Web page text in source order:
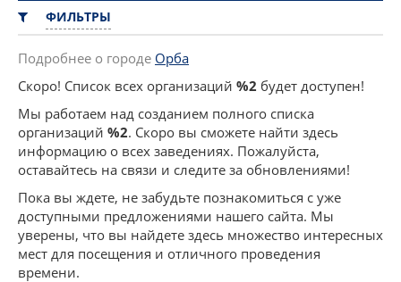
ДОСТОПРИМЕЧАТЕЛЬНОСТИ
КЕМПИНГ
КОМАРКИ (РАЙОНЫ)
РЕЦЕПТЫ
ПРЕДЛОЖЕНИЯ
СТАТЬИ
УСЛУГИ
ФИЛЬТРЫ
Подробнее о городе Орба
Скоро! Список всех организаций %2 будет доступен!
Мы работаем над созданием полного списка
организаций %2. Скоро вы сможете найти здесь
информацию о всех заведениях. Пожалуйста,
оставайтесь на связи и следите за обновлениями!
Пока вы ждете, не забудьте познакомиться с уже
доступными предложениями нашего сайта. Мы
уверены, что вы найдете здесь множество интересных
мест для посещения и отличного проведения
времени.